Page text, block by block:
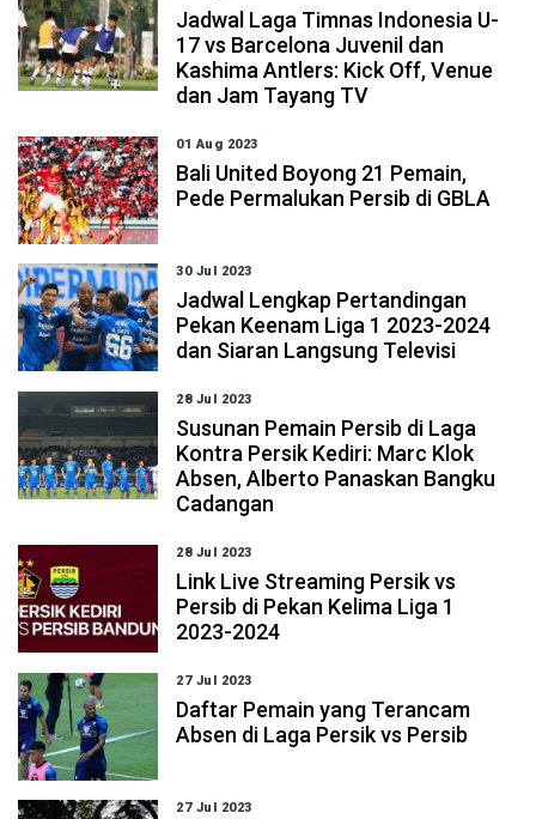
Jadwal Laga Timnas Indonesia U-
17 vs Barcelona Juvenil dan
Kashima Antlers: Kick Off, Venue
dan Jam Tayang TV
01 Aug 2023
Bali United Boyong 21 Pemain,
Pede Permalukan Persib di GBLA
30 Jul 2023
Jadwal Lengkap Pertandingan
Pekan Keenam Liga 1 2023-2024
dan Siaran Langsung Televisi
28 Jul 2023
Susunan Pemain Persib di Laga
Kontra Persik Kediri: Marc Klok
Absen, Alberto Panaskan Bangku
Cadangan
28 Jul 2023
Link Live Streaming Persik vs
Persib di Pekan Kelima Liga 1
2023-2024
27 Jul 2023
Daftar Pemain yang Terancam
Absen di Laga Persik vs Persib
27 Jul 2023